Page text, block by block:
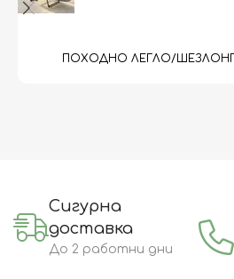
ПОХОДНО ЛЕГЛО/ШЕЗЛОНГ
Сигурна
доставка
До 2 работни дни